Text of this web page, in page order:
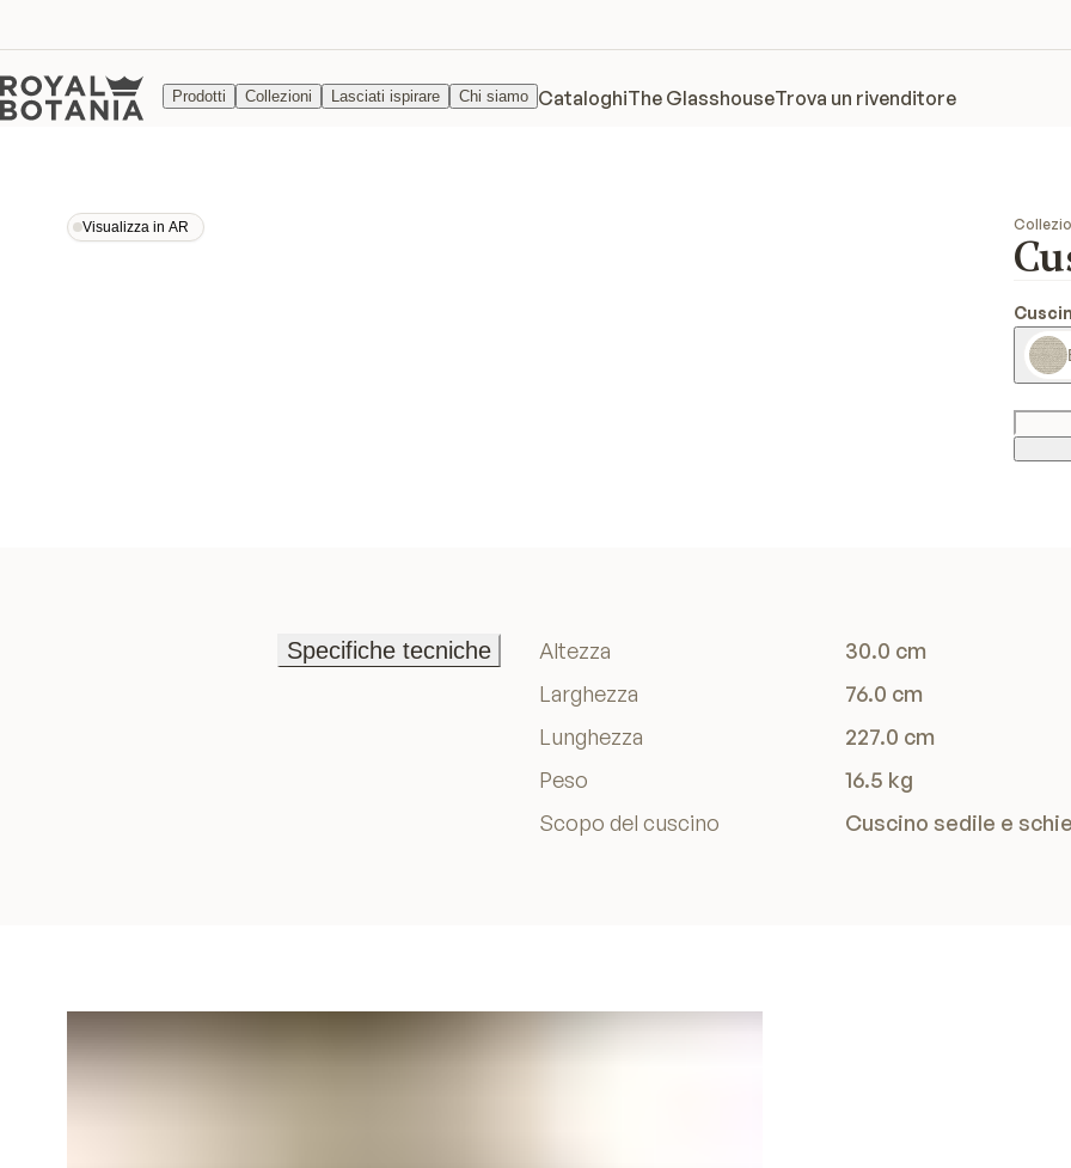
Prodotti Collezioni Lasciati ispirare Chi siamo CataloghiThe GlasshouseTrova un rivenditore
Visualizza in AR
Visualizza in AR
Specifiche tecniche
Altezza
30.0 cm
Larghezza
76.0 cm
Lunghezza
227.0 cm
Peso
16.5 kg
Scopo del cuscino
Cuscino sedile e